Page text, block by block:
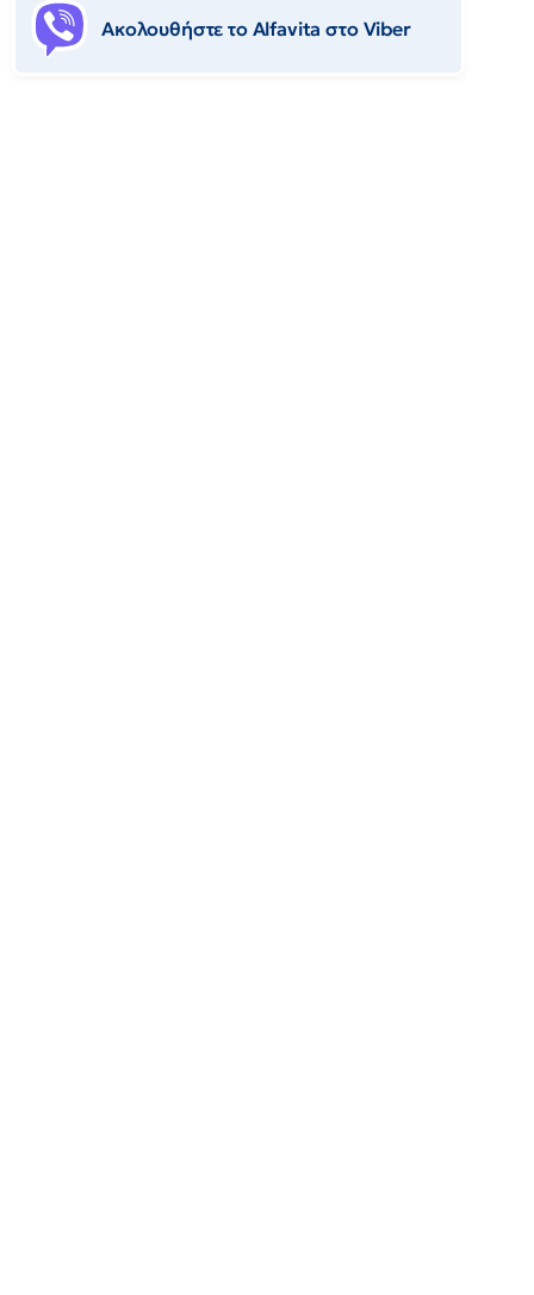
Ακολουθήστε το Αlfavita στο Viber